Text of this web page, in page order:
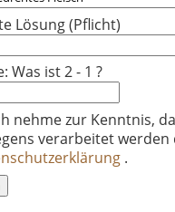
Lösung (Pflicht)
Was ist 2 - 1 ?
nehme zur Kenntnis,
verarbeitet
.